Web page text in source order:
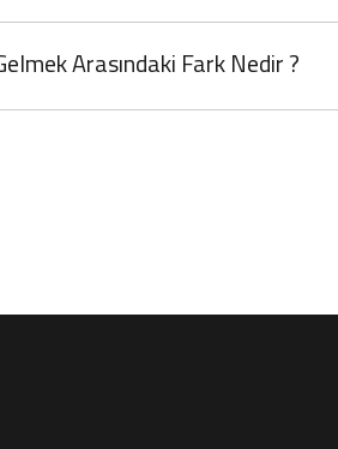
Arasındaki Fark Nedir ?